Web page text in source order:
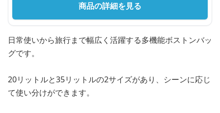
商品の詳細を見る
日常使いから旅行まで幅広く活躍する多機能ボストンバッ
グです。
20リットルと35リットルの2サイズがあり、シーンに応じ
て使い分けができます。